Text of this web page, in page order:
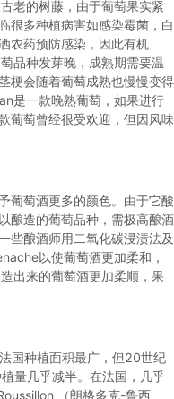
老的树藤，由于葡萄果实紧
很多种植病害如感染霉菌，白
农药预防感染，因此有机
品种发芽晚，成熟期需要温
梗会随着葡萄成熟也慢慢变得
是一款晚熟葡萄，如果进行
葡萄曾经很受欢迎，但因风味
葡萄酒更多的颜色。由于它酸
酿造的葡萄品种，需极高酿酒
些酿酒师用二氧化碳浸渍法及
以使葡萄酒更加柔和，
出来的葡萄酒更加柔顺，果
国种植面积最广，但20世纪
量几乎减半。在法国，几乎
（朗格多克-鲁西